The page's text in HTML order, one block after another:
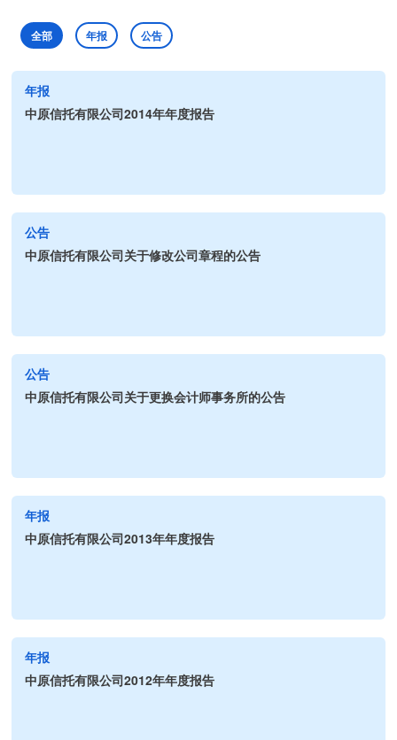
全部 年报 公告
年报
中原信托有限公司2014年年度报告
公告
中原信托有限公司关于修改公司章程的公告
公告
中原信托有限公司关于更换会计师事务所的公告
年报
中原信托有限公司2013年年度报告
年报
中原信托有限公司2012年年度报告